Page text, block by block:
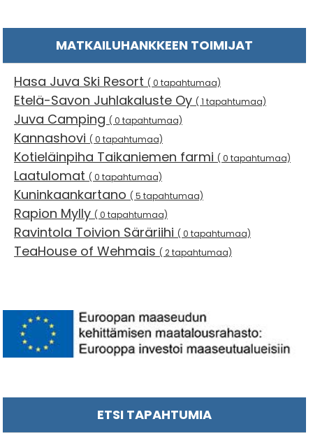
MATKAILUHANKKEEN TOIMIJAT
Hasa Juva Ski Resort ( 0 tapahtumaa)
Etelä-Savon Juhlakaluste Oy ( 1 tapahtumaa)
Juva Camping ( 0 tapahtumaa)
Kannashovi ( 0 tapahtumaa)
Kotieläinpiha Taikaniemen farmi ( 0 tapahtumaa)
Laatulomat ( 0 tapahtumaa)
Kuninkaankartano ( 5 tapahtumaa)
Rapion Mylly ( 0 tapahtumaa)
Ravintola Toivion Säräriihi ( 0 tapahtumaa)
TeaHouse of Wehmais ( 2 tapahtumaa)
ETSI TAPAHTUMIA